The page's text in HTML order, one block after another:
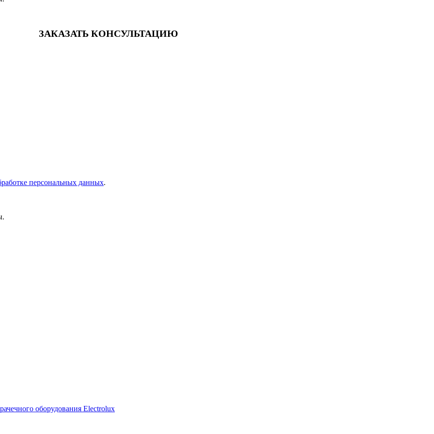
ЗАКАЗАТЬ КОНСУЛЬТАЦИЮ
персональных данных.
оборудования Electrolux